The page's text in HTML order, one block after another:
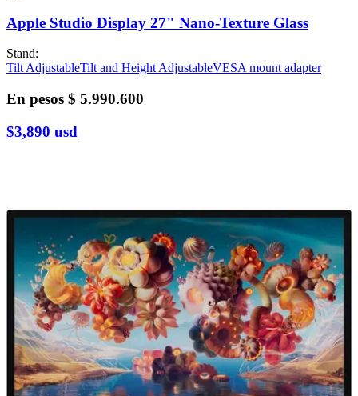
Apple Studio Display 27" Nano-Texture Glass
Stand:
Tilt AdjustableTilt and Height AdjustableVESA mount adapter
En pesos $ 5.990.600
$3,890 usd